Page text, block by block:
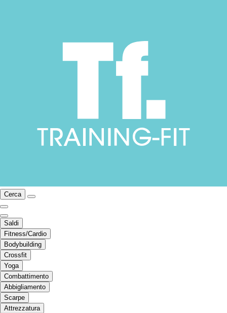
Cerca
Saldi
Fitness/Cardio
Bodybuilding
Crossfit
Yoga
Combattimento
Abbigliamento
Scarpe
Attrezzatura